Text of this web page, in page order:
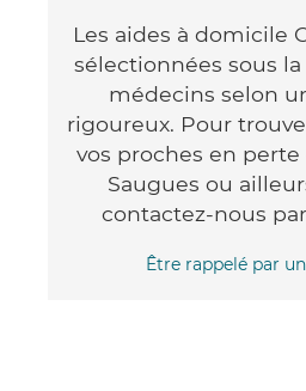
Les aides à domicile
sélectionnées sous
médecins selon
rigoureux. Pour
vos proches en
Saugues ou
contactez-nous
Être rappelé par